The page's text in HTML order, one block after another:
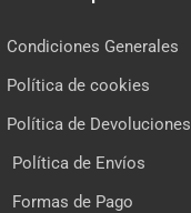
Condiciones Generales
Política de cookies
Política de Devoluciones
Política de Envíos
Formas de Pago